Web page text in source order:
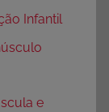
Infantil
e